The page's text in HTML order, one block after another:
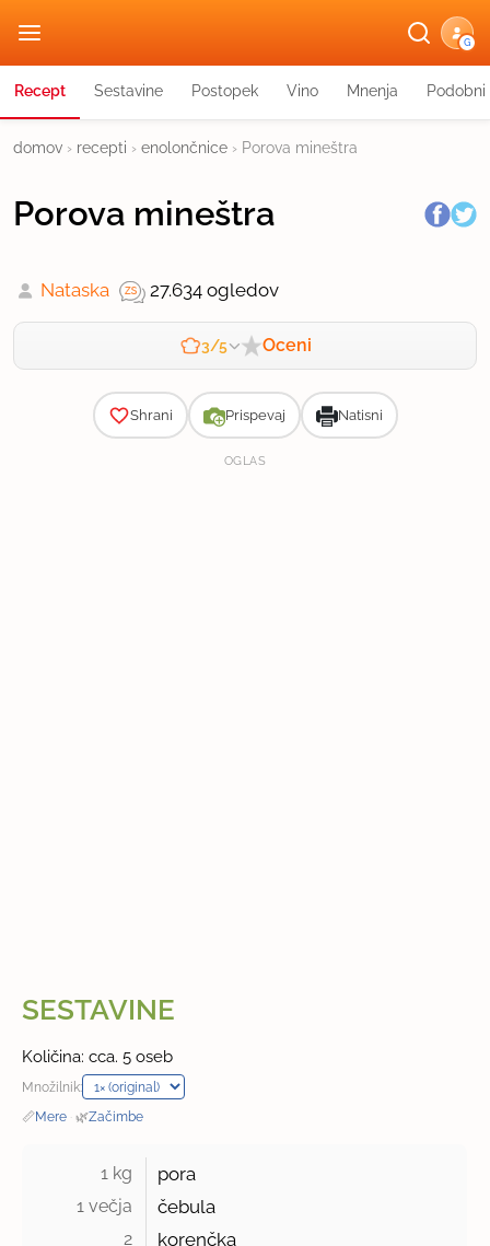
G
Recept Sestavine Postopek Vino Mnenja
domov › recepti › enolončnice › Porova mineštra
Porova mineštra
Nataska 27.634 ogledov
3/5 Oceni
Shrani Prispevaj Natisni
OGLAS
SESTAVINE
Količina: cca. 5 oseb
Množilnik:
📏Mere · 🌿Začimbe
1 kg pora
1 večja čebula
2 korenčka